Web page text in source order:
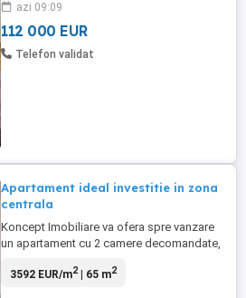
moderna, gresie moderna, parchet
laminat. Acesta are loc de parcare. ...
azi 09:09
112 000 EUR
Telefon validat
Apartament ideal investitie in zona
centrala
Koncept Imobiliare va ofera spre vanzare
un apartament cu 2 camere decomandate,
apropiere de Piata Mihai Viteazu si sediul
3592 EUR/m2| 65 m2